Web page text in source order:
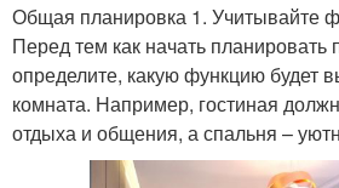
Общая планировка 1. Учитывайте
Перед тем как начать планировать
определите, какую функцию будет
комната. Например, гостиная
отдыха и общения, а спальня –